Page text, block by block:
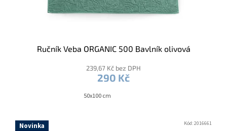
Ručník Veba ORGANIC 500 Bavlník olivová
239,67 Kč bez DPH
290 Kč
50x100 cm
Novinka Kód:2016661